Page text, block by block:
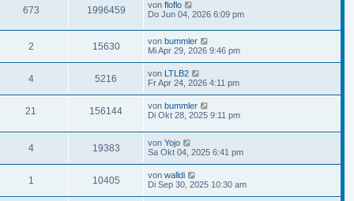
673 1996459 von floflo
Do Jun 04, 2026 6:09 pm
2 15630 von bummler
Mi Apr 29, 2026 9:46 pm
4 5216 von LTLB2
Fr Apr 24, 2026 4:11 pm
21 156144 von bummler
Di Okt 28, 2025 9:11 pm
4 19383 von Yojo
Sa Okt 04, 2025 6:41 pm
1 10405 von walldi
Di Sep 30, 2025 10:30 am